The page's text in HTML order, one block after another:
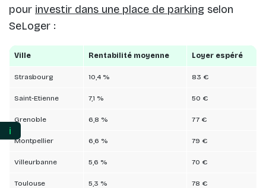
pour investir dans une place de parking selon
SeLoger :
Ville Rentabilité moyenne Loyer espéré
Strasbourg 10,4 % 83 €
Saint-Etienne 7,1 % 50 €
Grenoble 6,8 % 77 €
Montpellier 6,6 % 79 €
Villeurbanne 5,6 % 70 €
Toulouse 5,3 % 78 €
ℹ️